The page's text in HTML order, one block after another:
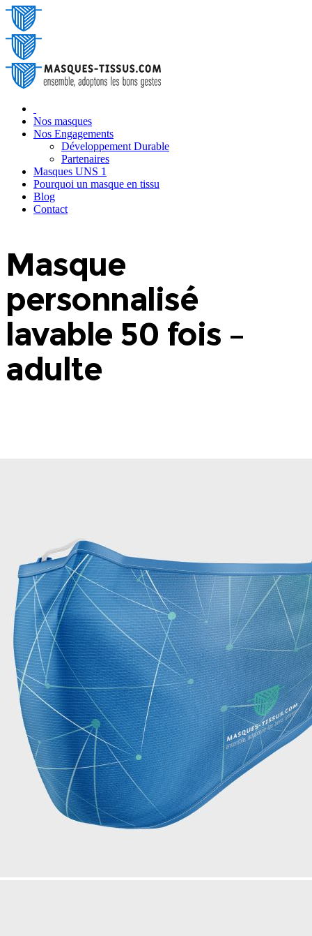
Nos masques
Nos Engagements
Développement Durable
Partenaires
Masques UNS 1
Pourquoi un masque en tissu
Blog
‎Contact
Masque
personnalisé
lavable 50 fois –
adulte